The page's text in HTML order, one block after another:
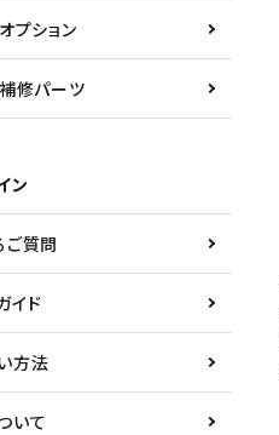
オプション
補修パーツ
ン
ご質問
イド
方法
いて